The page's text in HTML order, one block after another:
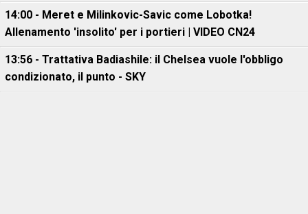
14:00 - Meret e Milinkovic-Savic come Lobotka!
Allenamento 'insolito' per i portieri | VIDEO CN24
13:56 - Trattativa Badiashile: il Chelsea vuole l'obbligo
condizionato, il punto - SKY